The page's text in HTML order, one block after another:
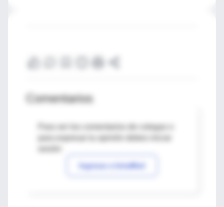
Comentarios
Para ver los comentarios de colegas o
Ingresar a IntraMed